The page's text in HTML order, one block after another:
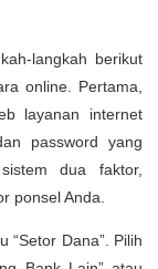
langkah berikut
online. Pertama,
layanan internet
password yang
dua faktor,
ponsel Anda.
“Setor Dana”. Pilih